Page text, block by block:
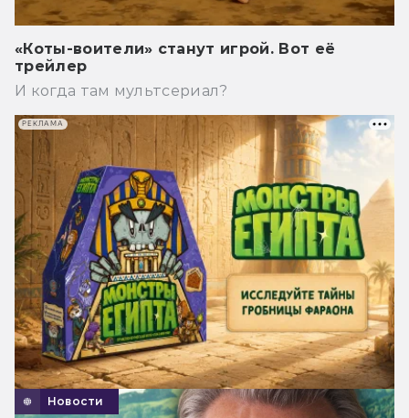
«Коты-воители» станут игрой. Вот её
трейлер
И когда там мультсериал?
Новости
РЕКЛАМА